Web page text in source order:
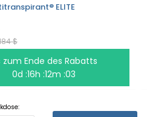
ELITE
$
zum Ende des Rabatts
0d :16h :12m :03